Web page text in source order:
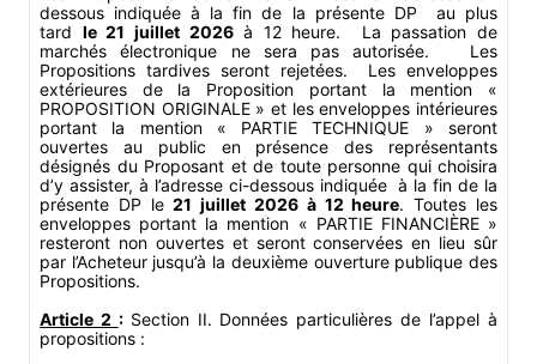
dessous indiquée à la fin de la présente DP au plus
tard le 21 juillet 2026à 12 heure. La passation de
marchés électronique ne sera pas autorisée. Les
Propositions tardives seront rejetées. Les enveloppes
extérieures de la Proposition portant la mention «
PROPOSITION ORIGINALE » et les enveloppes intérieures
portant la mention « PARTIE TECHNIQUE » seront
ouvertes au public en présence des représentants
désignés du Proposant et de toute personne qui choisira
d’y assister, à l’adresse ci-dessous indiquée à la fin de la
présente DP le21 juillet 2026 à 12 heure. Toutes les
enveloppes portant la mention « PARTIE FINANCIÈRE »
resteront non ouvertes et seront conservées en lieu sûr
par l’Acheteur jusqu’à la deuxième ouverture publique des
Propositions.
Article 2 : Section II. Données particulières de l’appel à
propositions :